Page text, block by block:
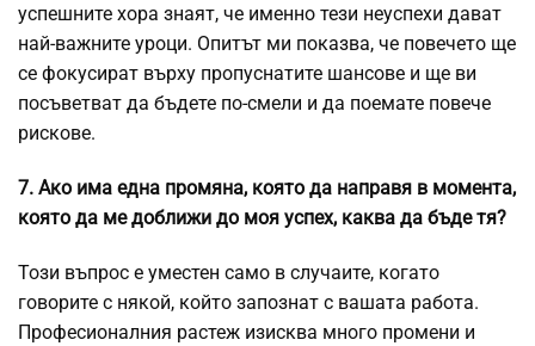
успешните хора знаят, че именно тези неуспехи дават
най-важните уроци. Опитът ми показва, че повечето ще
се фокусират върху пропуснатите шансове и ще ви
посъветват да бъдете по-смели и да поемате повече
рискове.
7. Ако има една промяна, която да направя в момента,
която да ме доближи до моя успех, каква да бъде тя?
Този въпрос е уместен само в случаите, когато
говорите с някой, който запознат с вашата работа.
Професионалния растеж изисква много промени и